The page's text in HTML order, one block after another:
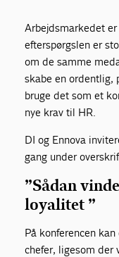
Arbejdsmarkedet
efterspørgslen er
om de samme
skabe en ordentlig,
bruge det som et
nye krav til HR.
DI og Ennova
gang under
”Sådan
loyalitet ”
På konferencen
chefer, ligesom